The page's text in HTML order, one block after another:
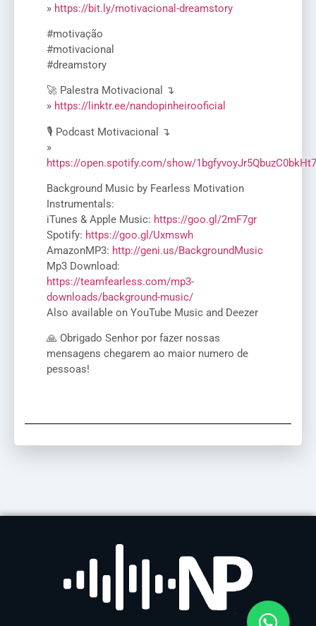
» https://bit.ly/motivacional-dreamstory
#motivação
#motivacional
#dreamstory
🚀 Palestra Motivacional ↴
» https://linktr.ee/nandopinheirooficial
🎙️ Podcast Motivacional ↴
»
https://open.spotify.com/show/1bgfyvoyJr5QbuzC0bkHt7
Background Music by Fearless Motivation
Instrumentals:
iTunes & Apple Music: https://goo.gl/2mF7gr
Spotify: https://goo.gl/Uxmswh
AmazonMP3: http://geni.us/BackgroundMusic
Mp3 Download:
https://teamfearless.com/mp3-
downloads/background-music/
Also available on YouTube Music and Deezer
🙏 Obrigado Senhor por fazer nossas
mensagens chegarem ao maior numero de
pessoas!